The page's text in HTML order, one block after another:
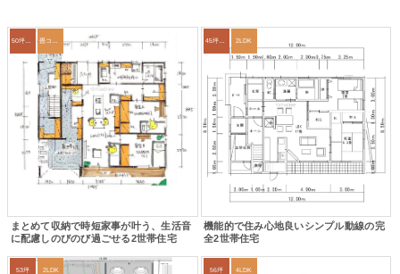
まとめて収納で時短家事が叶う、生活音
に配慮しのびのび過ごせる2世帯住宅
45坪～49坪 2LDK
機能的で住み心地良いシンプル動線の完
全2世帯住宅
53坪 2LDK 56坪 4LDK